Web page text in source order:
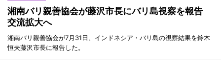
湘南バリ親善協会が藤沢市長にバリ島視察を報告
交流拡大へ
湘南バリ親善協会が7月31日、インドネシア・バリ島の視察結果を鈴木
恒夫藤沢市長に報告した。